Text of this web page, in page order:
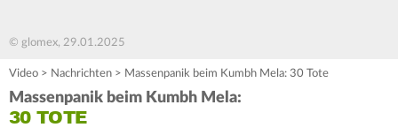
© glomex, 29.01.2025
Video > Nachrichten > Massenpanik beim Kumbh Mela: 30 Tote
Massenpanik beim Kumbh Mela:
30 TOTE